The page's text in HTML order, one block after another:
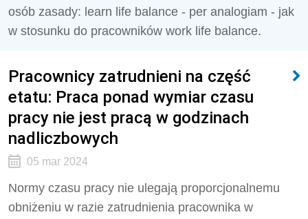
osób zasady: learn life balance - per analogiam - jak
w stosunku do pracowników work life balance.
Pracownicy zatrudnieni na część
etatu: Praca ponad wymiar czasu
pracy nie jest pracą w godzinach
nadliczbowych
05 mar 2024
Normy czasu pracy nie ulegają proporcjonalnemu
obniżeniu w razie zatrudnienia pracownika w